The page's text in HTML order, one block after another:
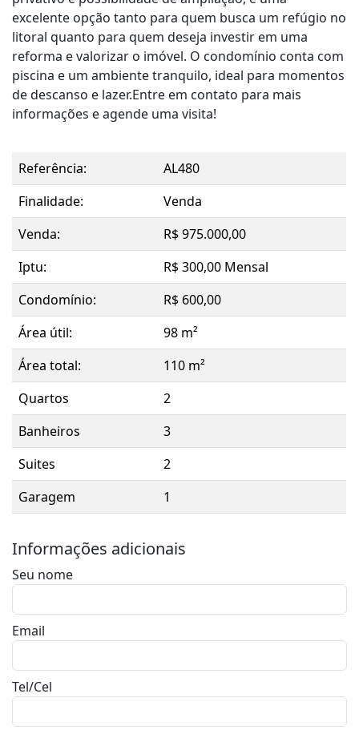
excelente opção tanto para quem busca um refúgio no
litoral quanto para quem deseja investir em uma
reforma e valorizar o imóvel. O condomínio conta com
piscina e um ambiente tranquilo, ideal para momentos
de descanso e lazer.Entre em contato para mais
informações e agende uma visita!
Referência:
AL480
Finalidade:
Venda
Venda:
R$ 975.000,00
Iptu:
R$ 300,00 Mensal
Condomínio:
R$ 600,00
Área útil:
98 m²
Área total:
110 m²
Quartos
2
Banheiros
3
Suites
2
Garagem
1
Informações adicionais
Seu nome
Email
Tel/Cel